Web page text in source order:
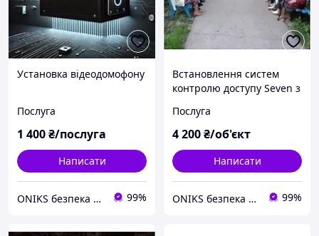
Установка відеодомофону
Послуга
1 400₴/послуга
Написати
ONIKS безпека та комфорт 99%
Встановлення систем
контролю доступу Seven з
замком Atis
Послуга
4 200₴/об'єкт
Написати
ONIKS безпека та комфорт 99%